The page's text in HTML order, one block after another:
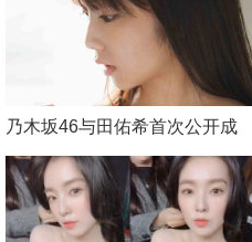
乃木坂46与田佑希首次公开成
熟